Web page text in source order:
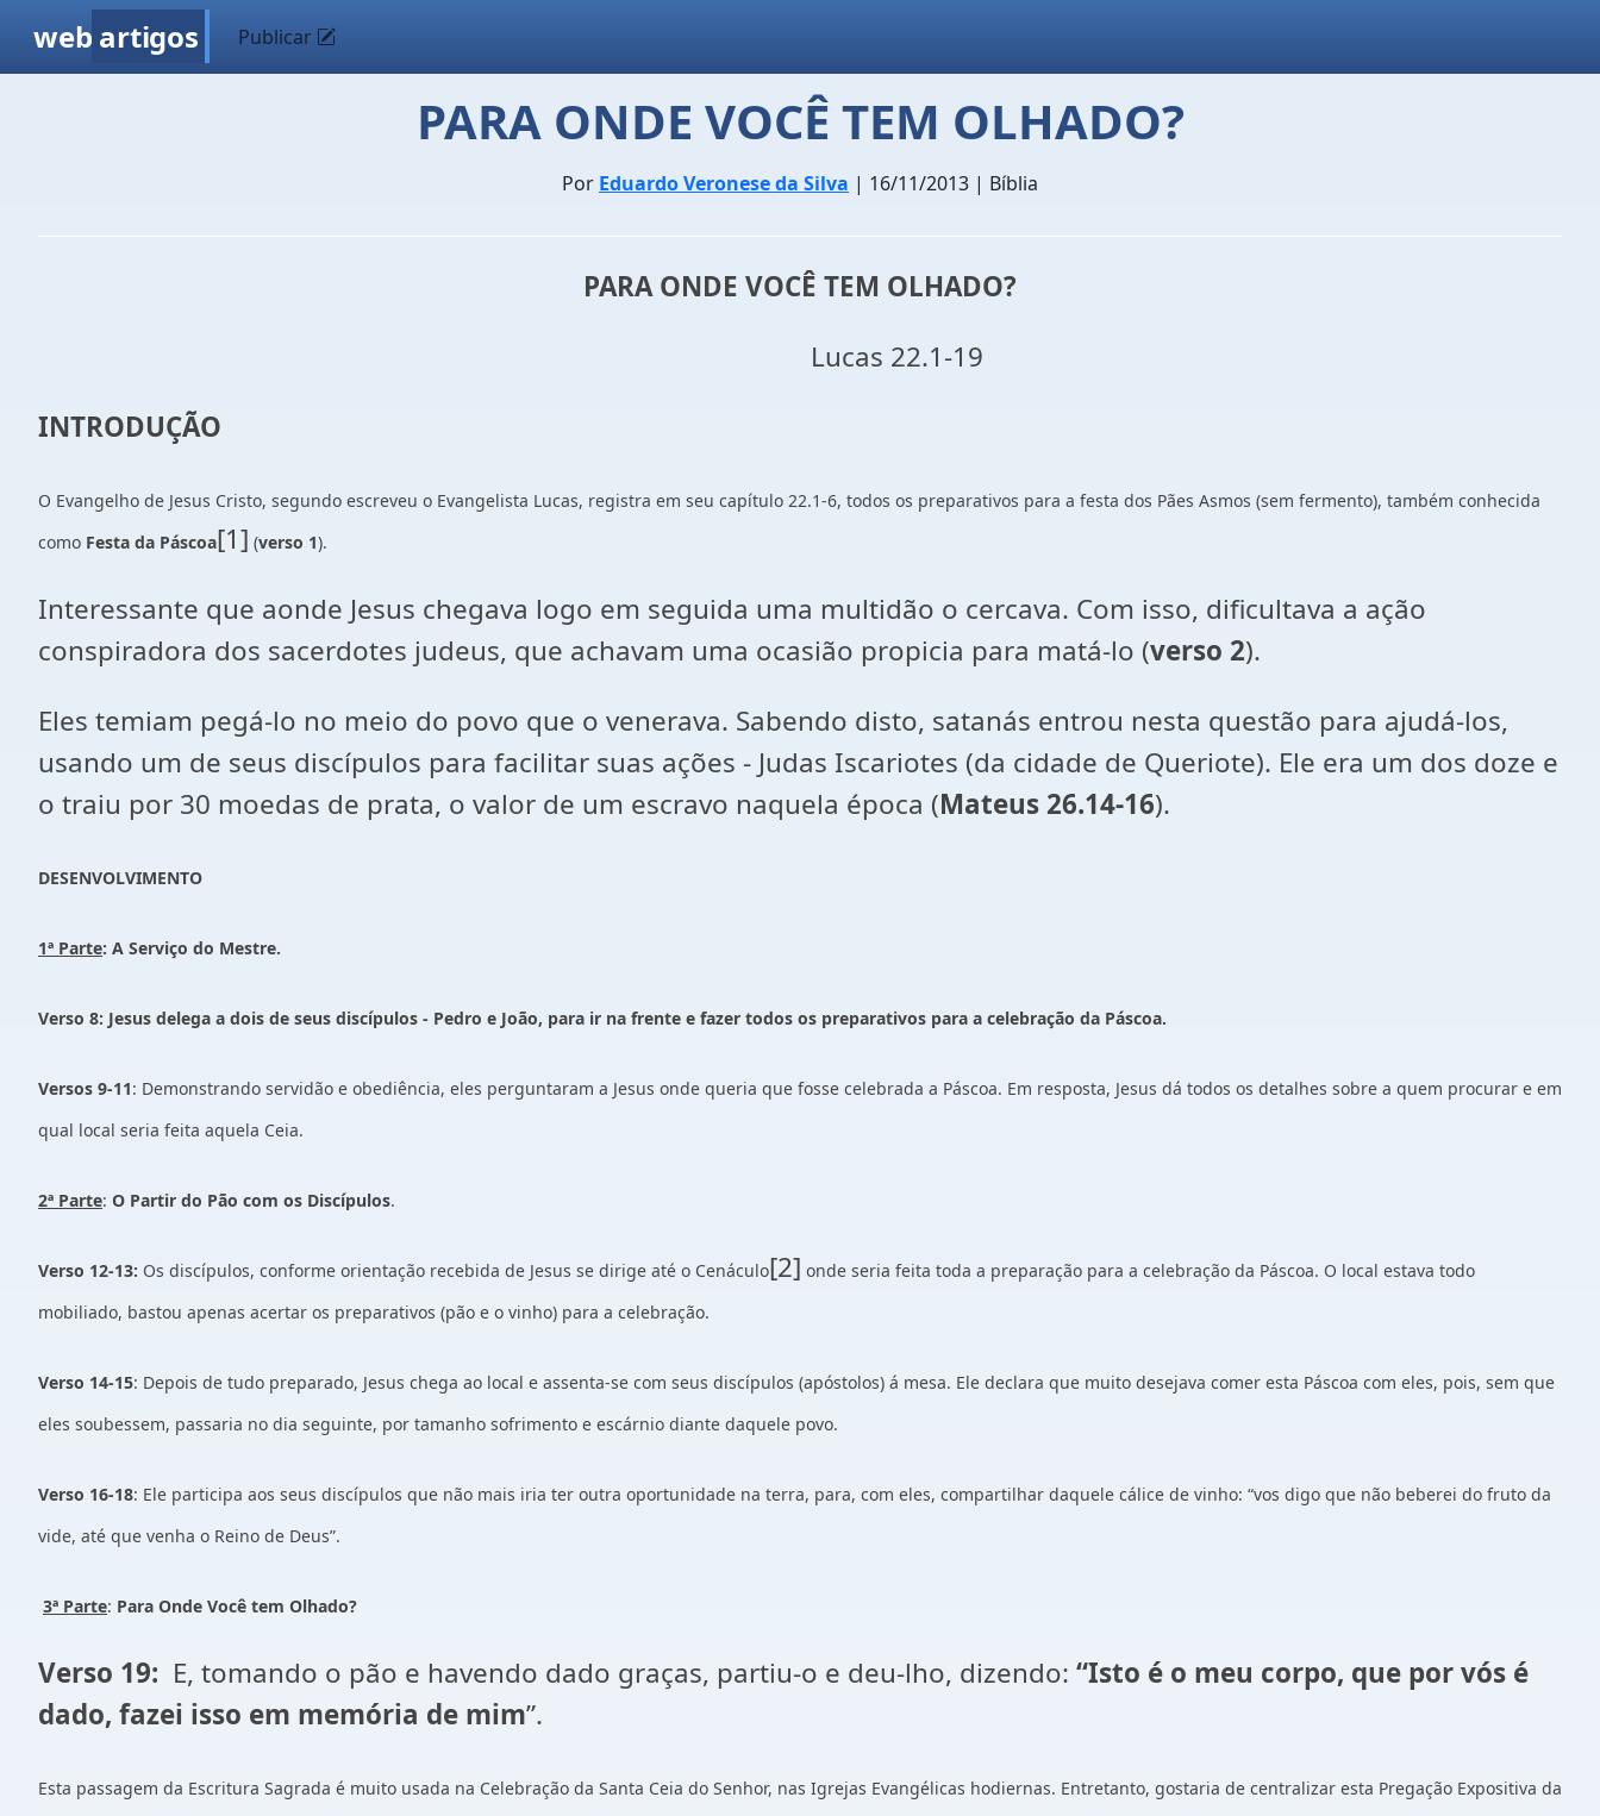
web artigos Publicar
PARA ONDE VOCÊ TEM OLHADO?
Por Eduardo Veronese da Silva | 16/11/2013 | Bíblia
PARA ONDE VOCÊ TEM OLHADO?
Lucas 22.1-19
INTRODUÇÃO
O Evangelho de Jesus Cristo, segundo escreveu o Evangelista Lucas, registra em seu capítulo 22.1-6, todos os preparativos para a festa dos Pães Asmos (sem fermento), também conhecida
como Festa da Páscoa[1] (verso 1).
Interessante que aonde Jesus chegava logo em seguida uma multidão o cercava. Com isso, dificultava a ação
conspiradora dos sacerdotes judeus, que achavam uma ocasião propicia para matá-lo (verso 2).
Eles temiam pegá-lo no meio do povo que o venerava. Sabendo disto, satanás entrou nesta questão para ajudá-los,
usando um de seus discípulos para facilitar suas ações - Judas Iscariotes (da cidade de Queriote). Ele era um dos doze e
o traiu por 30 moedas de prata, o valor de um escravo naquela época (Mateus 26.14-16).
DESENVOLVIMENTO
1ª Parte: A Serviço do Mestre.
Verso 8: Jesus delega a dois de seus discípulos - Pedro e João, para ir na frente e fazer todos os preparativos para a celebração da Páscoa.
Versos 9-11: Demonstrando servidão e obediência, eles perguntaram a Jesus onde queria que fosse celebrada a Páscoa. Em resposta, Jesus dá todos os detalhes sobre a quem procurar e em
qual local seria feita aquela Ceia.
2ª Parte: O Partir do Pão com os Discípulos.
Verso 12-13: Os discípulos, conforme orientação recebida de Jesus se dirige até o Cenáculo[2] onde seria feita toda a preparação para a celebração da Páscoa. O local estava todo
mobiliado, bastou apenas acertar os preparativos (pão e o vinho) para a celebração.
Verso 14-15: Depois de tudo preparado, Jesus chega ao local e assenta-se com seus discípulos (apóstolos) á mesa. Ele declara que muito desejava comer esta Páscoa com eles, pois, sem que
eles soubessem, passaria no dia seguinte, por tamanho sofrimento e escárnio diante daquele povo.
Verso 16-18: Ele participa aos seus discípulos que não mais iria ter outra oportunidade na terra, para, com eles, compartilhar daquele cálice de vinho: “vos digo que não beberei do fruto da
vide, até que venha o Reino de Deus”.
3ª Parte: Para Onde Você tem Olhado?
Verso 19: E, tomando o pão e havendo dado graças, partiu-o e deu-lho, dizendo: “Isto é o meu corpo, que por vós é
dado, fazei isso em memória de mim”.
Esta passagem da Escritura Sagrada é muito usada na Celebração da Santa Ceia do Senhor, nas Igrejas Evangélicas hodiernas. Entretanto, gostaria de centralizar esta Pregação Expositiva da